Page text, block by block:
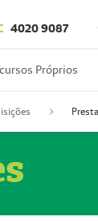
4020 9087
Próprios